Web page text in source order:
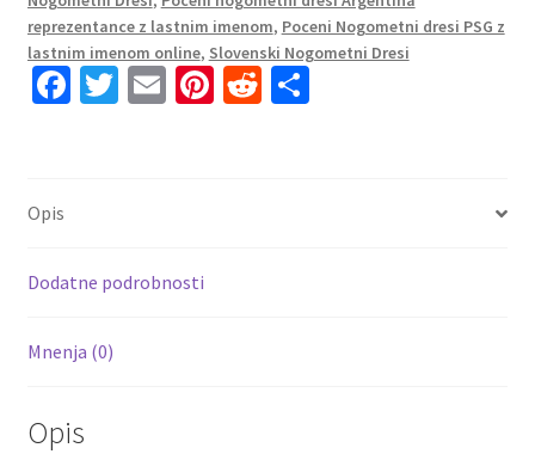
Rokav
MOLINA
16
količina
reprezentance z lastnim imenom, Poceni Nogometni dresi PSG z
lastnim imenom online, Slovenski Nogometni Dresi
Fa
k
T E Pi R S
Opis
Dodatne podrobnosti
Mnenja (0)
Opis